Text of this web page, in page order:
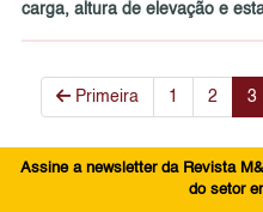
carga, altura de elevação e
Primeira 1 2 3
Assine a newsletter da Revista
do setor